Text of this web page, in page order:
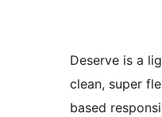
Deserve is a
clean, super
based